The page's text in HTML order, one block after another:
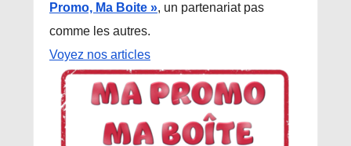
Promo, Ma Boite », un partenariat pas
comme les autres.
Voyez nos articles